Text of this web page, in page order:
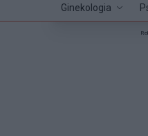
Ginekologia